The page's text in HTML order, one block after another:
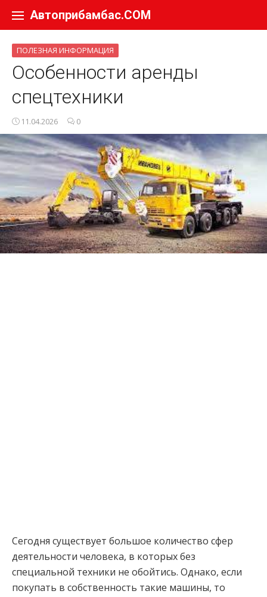
Автоприбамбас.COM
ПОЛЕЗНАЯ ИНФОРМАЦИЯ
Особенности аренды
спецтехники
11.04.2026 0
Сегодня существует большое количество сфер
деятельности человека, в которых без
специальной техники не обойтись. Однако, если
покупать в собственность такие машины, то